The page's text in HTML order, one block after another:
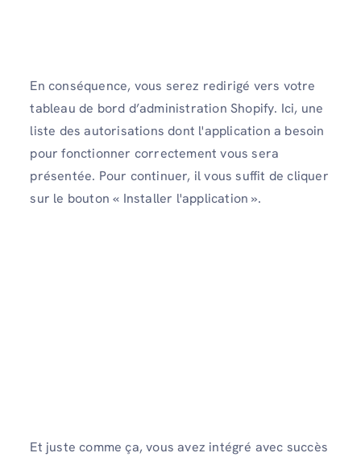
En conséquence, vous serez redirigé vers votre
tableau de bord d’administration Shopify. Ici, une
liste des autorisations dont l'application a besoin
pour fonctionner correctement vous sera
présentée. Pour continuer, il vous suffit de cliquer
sur le bouton « Installer l'application ».
Et juste comme ça, vous avez intégré avec succès